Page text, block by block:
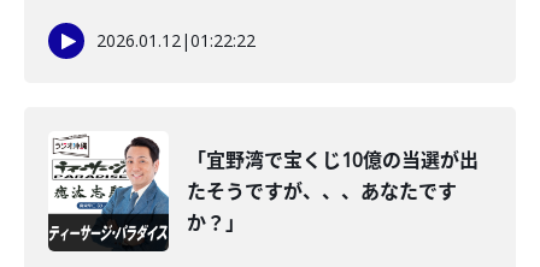
2026.01.12|01:22:22
「宜野湾で宝くじ10億の当選が出
たそうですが、、、あなたです
か？」